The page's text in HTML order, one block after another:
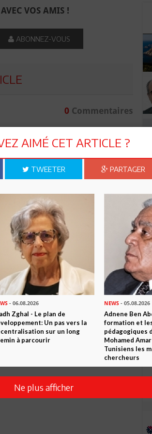
VOS AMIS !
ABONNEZ-VOUS
0Commentaires
Commenter
Envoyer
AIMÉ CET ARTICLE ?
TWEETER PARTAGER
- 06.08.2026
Zghal - Le plan de
Un pas vers la
sur un long
à parcourir
NEWS- 05.08.2026
Adnene Ben
formation et
pédagogiques
Mohamed
Tunisiens les
chercheurs
Ne plus afficher